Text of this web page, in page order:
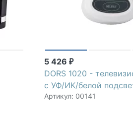
5 426₽
DORS 1020 -
с УФ/ИК/белой
Артикул: 00141